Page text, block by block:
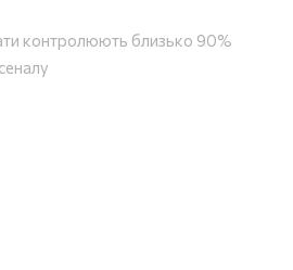
контролюють близько 90%